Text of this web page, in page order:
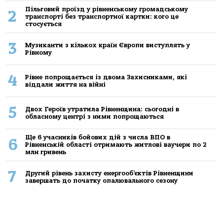
2
Пільговий проїзд у рівненському громадському
транспорті без транспортної картки: кого це
стосується
3
Музиканти з кількох країн Європи виступлять у
Рівному
4
Рівне попрощається із двома Захисниками, які
віддали життя на війні
5
Двох Героїв утратила Рівненщина: сьогодні в
обласному центрі з ними попрощаються
6
Ще 6 учасників бойових дій з числа ВПО в
Рівненській області отримають житлові ваучери по 2
млн гривень
7
Другий рівень захисту енергооб’єктів Рівненщини
завершать до початку опалювального сезону